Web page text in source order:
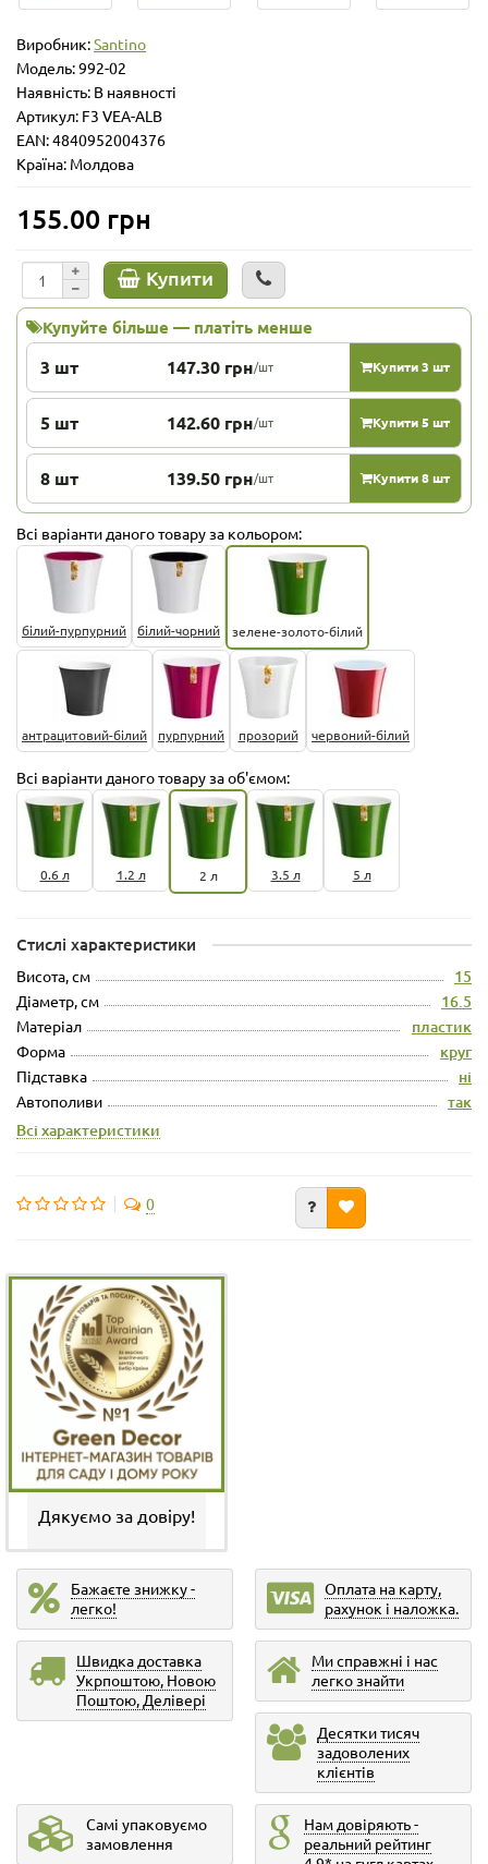
Виробник:Santino
Модель:992-02
Наявність: В наявності
Артикул: F3 VEA-ALB
EAN: 4840952004376
Країна: Молдова
155.00 грн
Купити
Купуйте більше — платіть менше
3 шт 147.30 грн/шт Купити 3 шт
5 шт 142.60 грн/шт Купити 5 шт
8 шт 139.50 грн/шт Купити 8 шт
Всі варіанти даного товару за кольором:
білий-пурпурний білий-чорний зелене-золото-білий
антрацитовий-білий пурпурний прозорий червоний-білий
Всі варіанти даного товару за об'ємом:
0.6 л 1.2 л 2 л 3.5 л 5 л
Стислі характеристики
Висота, см 15
Діаметр, см 16.5
Матеріал пластик
Форма круг
Підставка ні
Автополиви
так
Всі характеристики
0
Дякуємо за довіру!
Бажаєте знижку -
легко!
Оплата на карту,
рахунок і наложка.
Швидка доставка
Укрпоштою, Новою
Поштою, Делівері
Ми справжні і нас
легко знайти
Десятки тисяч
задоволених
клієнтів
Самі упаковуємо
замовлення
Нам довіряють -
реальний рейтинг